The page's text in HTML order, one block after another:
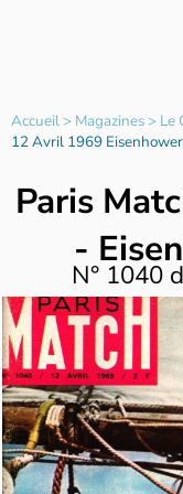
Accueil> Magazines> Le
12 Avril 1969 Eisenhower
Paris
-
N° 1040